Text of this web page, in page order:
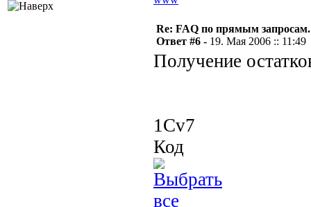
Re: FAQ по прямым запросам.
Ответ #6 - 19. Мая 2006 :: 11:49
Получение
1Cv7
Код